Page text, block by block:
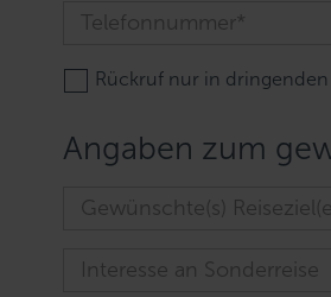
Rückruf nur in dringenden
Angaben zum